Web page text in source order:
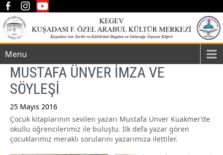
Menu
MUSTAFA ÜNVER İMZA VE
SÖYLEŞİ
25 Mayıs 2016
Çocuk kitaplarının sevilen yazarı Mustafa Ünver Kuakmer’de
okullu öğrencilerimiz ile buluştu. İlk defa yazar gören
çocuklarımız meraklı sorularını yazarımıza ilettiler.
Post
navigation